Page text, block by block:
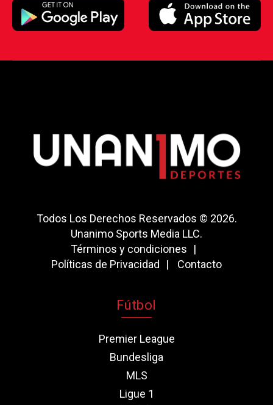
Todos Los Derechos Reservados © 2026.
Unanimo Sports Media LLC.
Términos y condiciones
Políticas de Privacidad
Contacto
Fútbol
Premier League
Bundesliga
MLS
Ligue 1